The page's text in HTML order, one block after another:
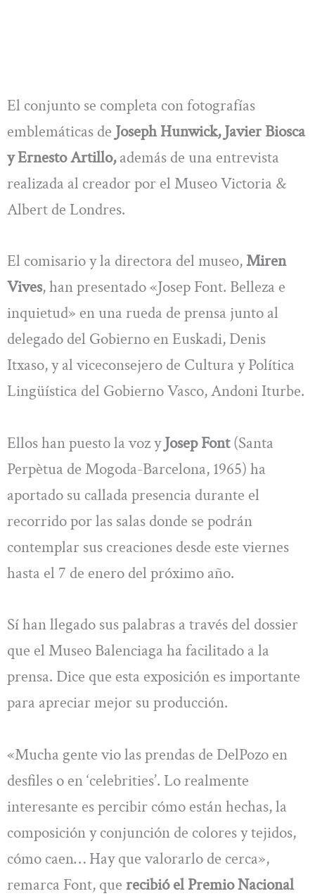
El conjunto se completa con fotografías
emblemáticas de Joseph Hunwick, Javier Biosca
y Ernesto Artillo,además de una entrevista
realizada al creador por el Museo Victoria &
Albert de Londres.
El comisario y la directora del museo,Miren
Vives, han presentado «Josep Font. Belleza e
inquietud» en una rueda de prensa junto al
delegado del Gobierno en Euskadi, Denis
Itxaso, y al viceconsejero de Cultura y Política
Lingüística del Gobierno Vasco, Andoni Iturbe.
Ellos han puesto la voz yJosep Font(Santa
Perpètua de Mogoda-Barcelona, 1965) ha
aportado su callada presencia durante el
recorrido por las salas donde se podrán
contemplar sus creaciones desde este viernes
hasta el 7 de enero del próximo año.
Sí han llegado sus palabras a través del dossier
que el Museo Balenciaga ha facilitado a la
prensa. Dice que esta exposición es importante
para apreciar mejor su producción.
«Mucha gente vio las prendas de DelPozo en
desfiles o en ‘celebrities’. Lo realmente
interesante es percibir cómo están hechas, la
composición y conjunción de colores y tejidos,
cómo caen… Hay que valorarlo de cerca»,
remarca Font, que recibió el Premio Nacional